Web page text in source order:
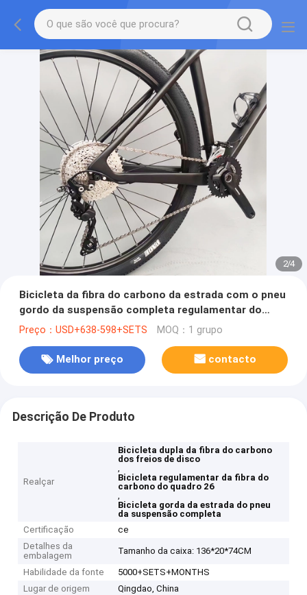
2/4
Bicicleta da fibra do carbono da estrada com o pneu
gordo da suspensão completa regulamentar do
disco do quadro 26
Preço：USD+638-598+SETS MOQ：1 grupo
Melhor preço contacto
Descrição De Produto
Realçar
Bicicleta dupla da fibra do carbono
dos freios de disco
,
Bicicleta regulamentar da fibra do
carbono do quadro 26
,
Bicicleta gorda da estrada do pneu
da suspensão completa
Certificação
ce
Detalhes da
embalagem
Tamanho da caixa: 136*20*74CM
Habilidade da fonte
5000+SETS+MONTHS
Lugar de origem
Qingdao, China